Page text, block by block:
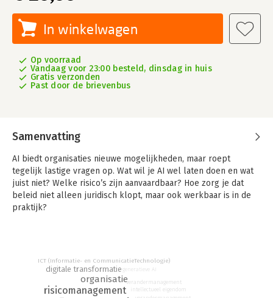
In winkelwagen
Op voorraad
Vandaag voor 23:00 besteld, dinsdag in huis
Gratis verzonden
Past door de brievenbus
Samenvatting
AI biedt organisaties nieuwe mogelijkheden, maar roept
tegelijk lastige vragen op. Wat wil je AI wel laten doen en wat
juist niet? Welke risico’s zijn aanvaardbaar? Hoe zorg je dat
beleid niet alleen juridisch klopt, maar ook werkbaar is in de
praktijk?
leest hoe je AI-beleid opstelt dat niet blijft steken in abstracte
regels, maar medewerkers en klanten echt houvast geeft.
Daarbij gaat het niet alleen om naleving van de AI Act,
risicomanagement
organisatie
digitale transformatie
ICT (Informatie- en CommunicatieTechnologie)
verandermanagement
intellectueel eigendom
generatieve AI